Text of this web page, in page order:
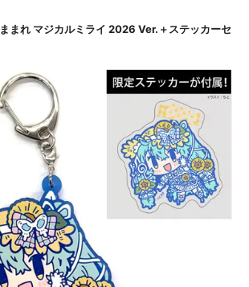
れ マジカルミライ 2026 Ver.＋ステッカーセ